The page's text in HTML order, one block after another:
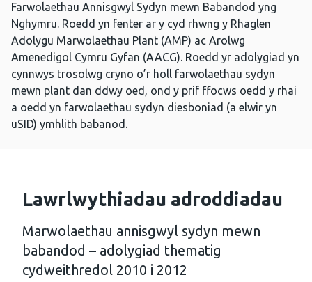
Farwolaethau Annisgwyl Sydyn mewn Babandod yng
Nghymru. Roedd yn fenter ar y cyd rhwng y Rhaglen
Adolygu Marwolaethau Plant (AMP) ac Arolwg
Amenedigol Cymru Gyfan (AACG). Roedd yr adolygiad yn
cynnwys trosolwg cryno o’r holl farwolaethau sydyn
mewn plant dan ddwy oed, ond y prif ffocws oedd y rhai
a oedd yn farwolaethau sydyn diesboniad (a elwir yn
uSID) ymhlith babanod.
Lawrlwythiadau adroddiadau
Marwolaethau annisgwyl sydyn mewn
babandod – adolygiad thematig
cydweithredol 2010 i 2012